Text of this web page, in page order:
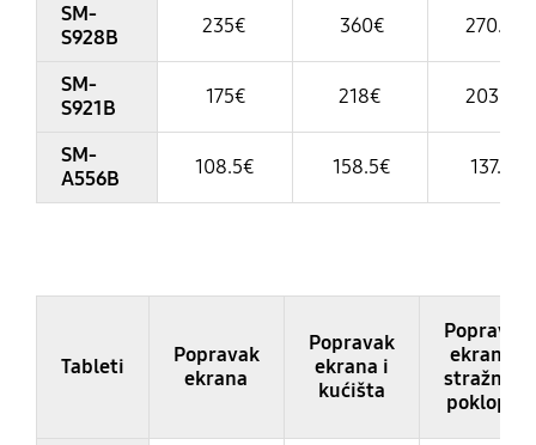
SM-
S928B
235€ 360€ 270.5€
SM-
S921B
175€ 218€ 203.5€
SM-
A556B
108.5€ 158.5€ 137.5€
Tableti
Popravak
ekrana
Popravak
ekrana i
kućišta
Popravak
ekrana i
stražnjeg
poklopca